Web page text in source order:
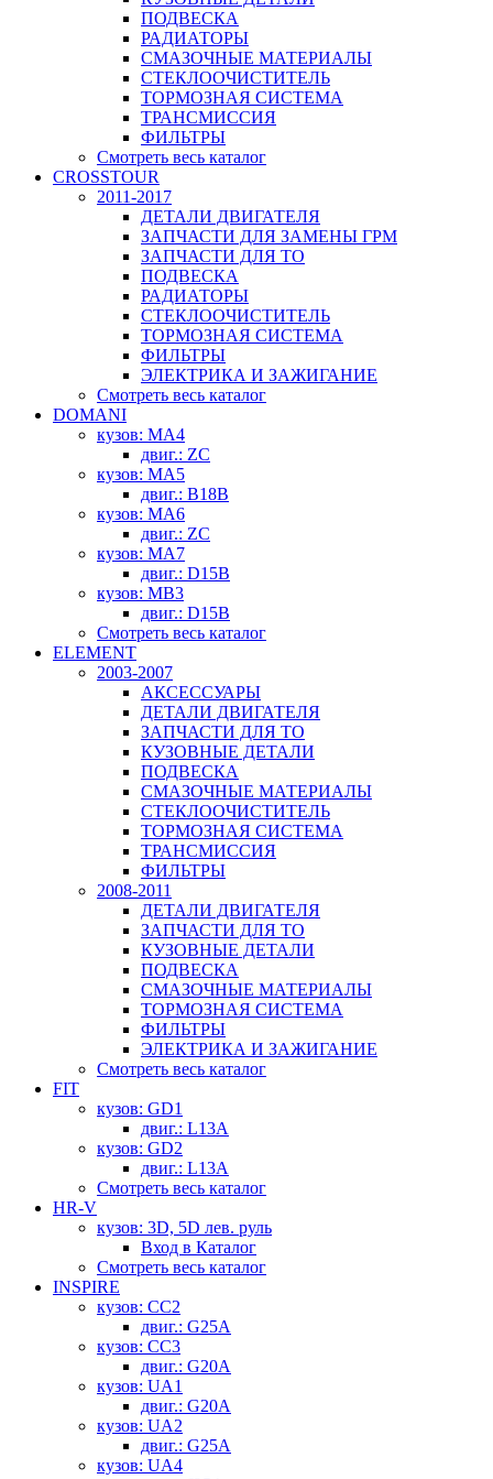
ПОДВЕСКА
РАДИАТОРЫ
СМАЗОЧНЫЕ МАТЕРИАЛЫ
СТЕКЛООЧИСТИТЕЛЬ
ТОРМОЗНАЯ СИСТЕМА
ТРАНСМИССИЯ
ФИЛЬТРЫ
Смотреть весь каталог
CROSSTOUR
2011-2017
ДЕТАЛИ ДВИГАТЕЛЯ
ЗАПЧАСТИ ДЛЯ ЗАМЕНЫ ГРМ
ЗАПЧАСТИ ДЛЯ ТО
ПОДВЕСКА
РАДИАТОРЫ
СТЕКЛООЧИСТИТЕЛЬ
ТОРМОЗНАЯ СИСТЕМА
ФИЛЬТРЫ
ЭЛЕКТРИКА И ЗАЖИГАНИЕ
Смотреть весь каталог
DOMANI
кузов: MA4
двиг.: ZC
кузов: MA5
двиг.: B18B
кузов: MA6
двиг.: ZC
кузов: MA7
двиг.: D15B
кузов: MB3
двиг.: D15B
Смотреть весь каталог
ELEMENT
2003-2007
АКСЕССУАРЫ
ДЕТАЛИ ДВИГАТЕЛЯ
ЗАПЧАСТИ ДЛЯ ТО
КУЗОВНЫЕ ДЕТАЛИ
ПОДВЕСКА
СМАЗОЧНЫЕ МАТЕРИАЛЫ
СТЕКЛООЧИСТИТЕЛЬ
ТОРМОЗНАЯ СИСТЕМА
ТРАНСМИССИЯ
ФИЛЬТРЫ
2008-2011
ДЕТАЛИ ДВИГАТЕЛЯ
ЗАПЧАСТИ ДЛЯ ТО
КУЗОВНЫЕ ДЕТАЛИ
ПОДВЕСКА
СМАЗОЧНЫЕ МАТЕРИАЛЫ
ТОРМОЗНАЯ СИСТЕМА
ФИЛЬТРЫ
ЭЛЕКТРИКА И ЗАЖИГАНИЕ
Смотреть весь каталог
FIT
кузов: GD1
двиг.: L13A
кузов: GD2
двиг.: L13A
Смотреть весь каталог
HR-V
кузов: 3D, 5D лев. руль
Вход в Каталог
Смотреть весь каталог
INSPIRE
кузов: CC2
двиг.: G25A
кузов: CC3
двиг.: G20A
кузов: UA1
двиг.: G20A
кузов: UA2
двиг.: G25A
кузов: UA4